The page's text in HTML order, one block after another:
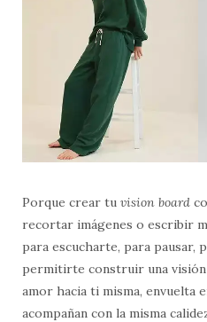
Porque crear tu vision board
recortar imágenes o escribir
para escucharte, para pausar,
permitirte construir una visión
amor hacia ti misma, envuelta
acompañan con la misma